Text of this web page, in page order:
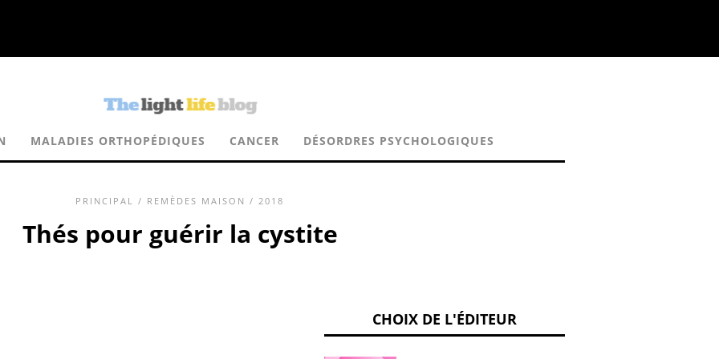
MALADIES ORTHOPÉDIQUES CANCER DÉSORDRES PSYCHOLOGIQUES
PRINCIPAL / REMÈDES MAISON / 2018
Thés pour guérir la cystite
CHOIX DE L'ÉDITEUR